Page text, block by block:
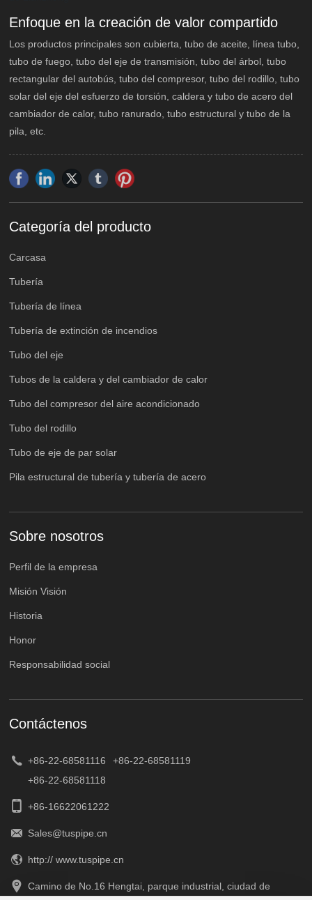
Enfoque en la creación de valor compartido
Los productos principales son cubierta, tubo de aceite, línea tubo,
tubo de fuego, tubo del eje de transmisión, tubo del árbol, tubo
rectangular del autobús, tubo del compresor, tubo del rodillo, tubo
solar del eje del esfuerzo de torsión, caldera y tubo de acero del
cambiador de calor, tubo ranurado, tubo estructural y tubo de la
pila, etc.
Categoría del producto
Carcasa
Tubería
Tubería de línea
Tubería de extinción de incendios
Tubo del eje
Tubos de la caldera y del cambiador de calor
Tubo del compresor del aire acondicionado
Tubo del rodillo
Tubo de eje de par solar
Pila estructural de tubería y tubería de acero
Sobre nosotros
Perfil de la empresa
Misión Visión
Historia
Honor
Responsabilidad social
Contáctenos
+86-22-68581116
+86-22-68581118
+86-22-68581119
+86-16622061222
Sales@tuspipe.cn
http:// www.tuspipe.cn
Camino de No.16 Hengtai, parque industrial, ciudad de